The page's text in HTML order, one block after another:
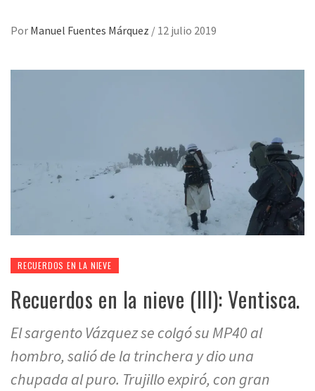
Por Manuel Fuentes Márquez / 12 julio 2019
RECUERDOS EN LA NIEVE
Recuerdos en la nieve (III): Ventisca.
El sargento Vázquez se colgó su MP40 al
hombro, salió de la trinchera y dio una
chupada al puro. Trujillo expiró, con gran